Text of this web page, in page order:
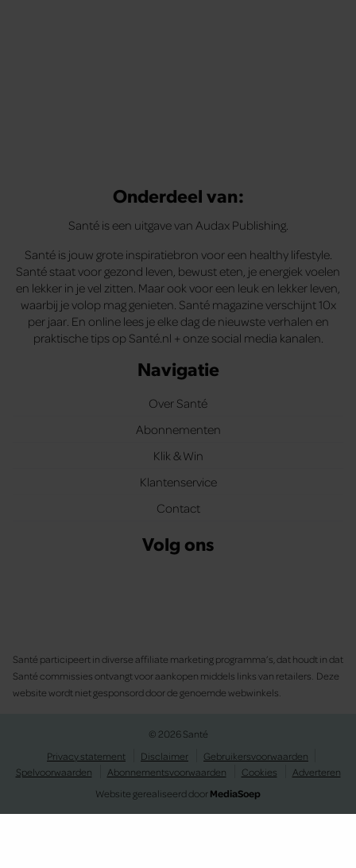
Onderdeel van:
Santé is een uitgave van Audax Publishing.
Santé is jouw grote inspiratiebron voor een healthy lifestyle.
Santé staat voor gezond leven, bewust eten, je energiek voelen
en lekker in je vel zitten. Maar ook voor een leuk en lekker leven,
waarbij je volop mag genieten. Santé magazine verschijnt 10x
per jaar. En online lees je elke dag de nieuwste verhalen en
praktische tips op Santé.nl + onze social media kanalen.
Navigatie
Over Santé
Abonnementen
Klik & Win
Klantenservice
Contact
Volg ons
Santé participeert in diverse affiliate marketing programma’s, dat houdt in dat
Santé commissies ontvangt voor aankopen middels links van retailers. Deze
website wordt niet gesponsord door de genoemde webwinkels.
© 2026 Santé
Privacy statement
Disclaimer
Gebruikersvoorwaarden
Spelvoorwaarden
Abonnementsvoorwaarden Cookies
Adverteren
Website gerealiseerd doorMediaSoep